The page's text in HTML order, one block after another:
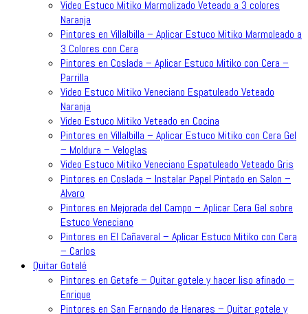
Video Estuco Mitiko Marmolizado Veteado a 3 colores
Naranja
Pintores en Villalbilla – Aplicar Estuco Mitiko Marmoleado a
3 Colores con Cera
Pintores en Coslada – Aplicar Estuco Mitiko con Cera –
Parrilla
Video Estuco Mitiko Veneciano Espatuleado Veteado
Naranja
Video Estuco Mitiko Veteado en Cocina
Pintores en Villalbilla – Aplicar Estuco Mitiko con Cera Gel
– Moldura – Veloglas
Video Estuco Mitiko Veneciano Espatuleado Veteado Gris
Pintores en Coslada – Instalar Papel Pintado en Salon –
Alvaro
Pintores en Mejorada del Campo – Aplicar Cera Gel sobre
Estuco Veneciano
Pintores en El Cañaveral – Aplicar Estuco Mitiko con Cera
– Carlos
Quitar Gotelé
Pintores en Getafe – Quitar gotele y hacer liso afinado –
Enrique
Pintores en San Fernando de Henares – Quitar gotele y